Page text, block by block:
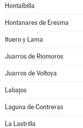
Hontalbilla
Hontanares de Eresma
Ituero y Lama
Juarros de Riomoros
Juarros de Voltoya
Labajos
Laguna de Contreras
La Lastrilla